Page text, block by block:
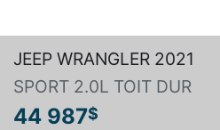
JEEP WRANGLER 2021
SPORT 2.0L TOIT DUR
44 987$